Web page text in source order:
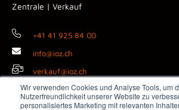
Wir verwenden Cookies und Analyse Tools, um
Nutzerfreundlichkeit unserer Website zu
personalisiertes Marketing mit relevanten
Zentrale | Verkauf
+41 41 925 84 00
info@ioz.ch
verkauf@ioz.ch